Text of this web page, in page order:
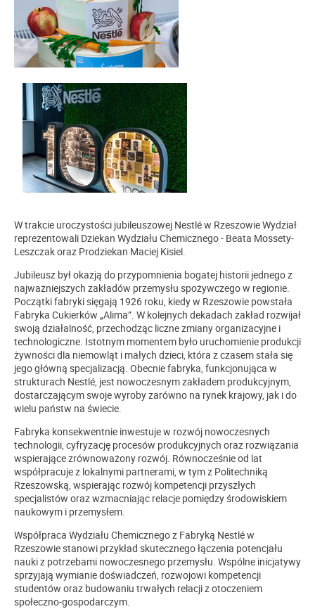
W trakcie uroczystości jubileuszowej Nestlé w Rzeszowie Wydział
reprezentowali Dziekan Wydziału Chemicznego - Beata Mossety-
Leszczak oraz Prodziekan Maciej Kisiel.
Jubileusz był okazją do przypomnienia bogatej historii jednego z
najważniejszych zakładów przemysłu spożywczego w regionie.
Początki fabryki sięgają 1926 roku, kiedy w Rzeszowie powstała
Fabryka Cukierków „Alima”. W kolejnych dekadach zakład rozwijał
swoją działalność, przechodząc liczne zmiany organizacyjne i
technologiczne. Istotnym momentem było uruchomienie produkcji
żywności dla niemowląt i małych dzieci, która z czasem stała się
jego główną specjalizacją. Obecnie fabryka, funkcjonująca w
strukturach Nestlé, jest nowoczesnym zakładem produkcyjnym,
dostarczającym swoje wyroby zarówno na rynek krajowy, jak i do
wielu państw na świecie.
Fabryka konsekwentnie inwestuje w rozwój nowoczesnych
technologii, cyfryzację procesów produkcyjnych oraz rozwiązania
wspierające zrównoważony rozwój. Równocześnie od lat
współpracuje z lokalnymi partnerami, w tym z Politechniką
Rzeszowską, wspierając rozwój kompetencji przyszłych
specjalistów oraz wzmacniając relacje pomiędzy środowiskiem
naukowym i przemysłem.
Współpraca Wydziału Chemicznego z Fabryką Nestlé w
Rzeszowie stanowi przykład skutecznego łączenia potencjału
nauki z potrzebami nowoczesnego przemysłu. Wspólne inicjatywy
sprzyjają wymianie doświadczeń, rozwojowi kompetencji
studentów oraz budowaniu trwałych relacji z otoczeniem
społeczno-gospodarczym.